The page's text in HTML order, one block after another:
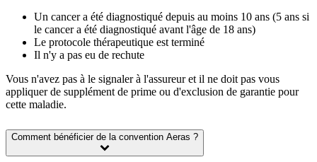
Un cancer a été diagnostiqué depuis au moins 10 ans (5 ans si
le cancer a été diagnostiqué avant l'âge de 18 ans)
Le protocole thérapeutique est terminé
Il n'y a pas eu de rechute
Vous n'avez pas à le signaler à l'assureur et il ne doit pas vous
appliquer de supplément de prime ou d'exclusion de garantie pour
cette maladie.
Comment bénéficier de la convention Aeras ?